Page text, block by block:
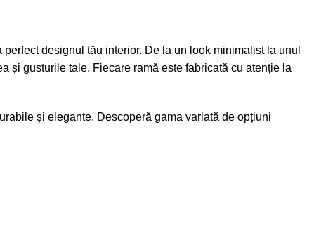
designul tău interior. De la un look minimalist la unul
și gusturile tale. Fiecare ramă este fabricată cu atenție la
și elegante. Descoperă gama variată de opțiuni